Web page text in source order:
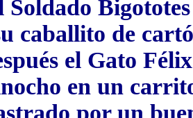
Soldado Bigototes
caballito de
el Gato Félix
en un
por un